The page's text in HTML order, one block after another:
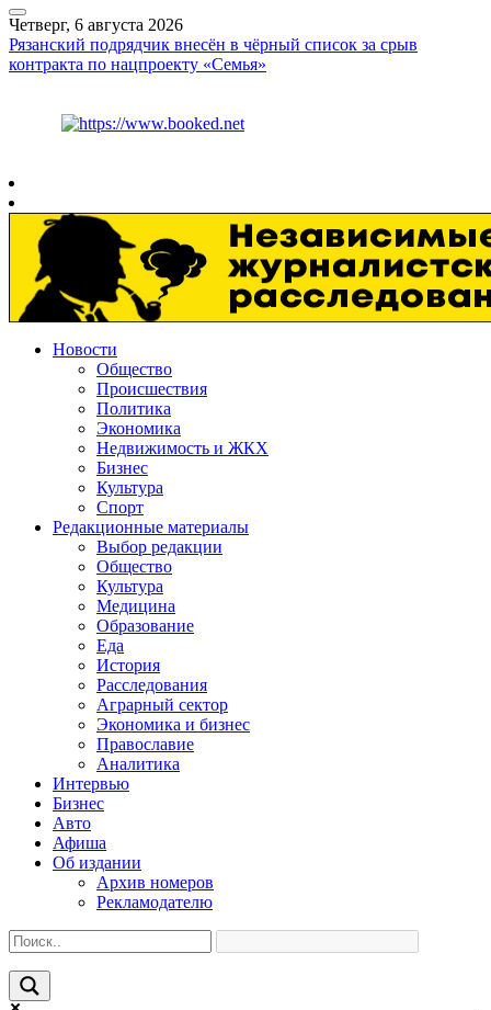
Четверг, 6 августа 2026
Рязанский подрядчик внесён в чёрный список за срыв
контракта по нацпроекту «Семья»
Новости
Общество
Происшествия
Политика
Экономика
Недвижимость и ЖКХ
Бизнес
Культура
Спорт
Редакционные материалы
Выбор редакции
Общество
Культура
Медицина
Образование
Еда
История
Расследования
Аграрный сектор
Экономика и бизнес
Православие
Аналитика
Интервью
Бизнес
Авто
Афиша
Об издании
Архив номеров
Рекламодателю